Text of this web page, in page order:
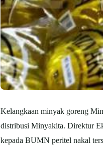
Kelangkaan minyak goreng
distribusi Minyakita. Direktur
kepada BUMN peritel nakal